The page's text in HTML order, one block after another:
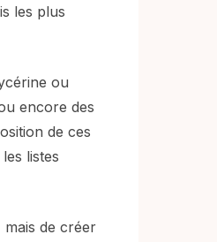
les plus
ou
encore des
de ces
listes
de créer